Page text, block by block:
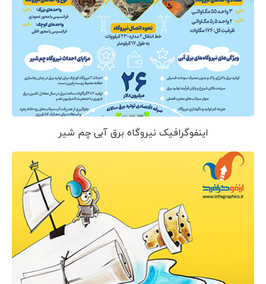
اینفوگرافیک نیروگاه برق آبی چم شیر